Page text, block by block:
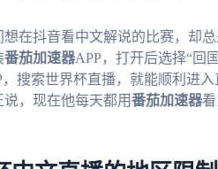
在抖音看中文解说的比赛，却
番茄加速器APP，打开后选择“回
搜索世界杯直播，就能顺利进
，现在他每天都用番茄加速器